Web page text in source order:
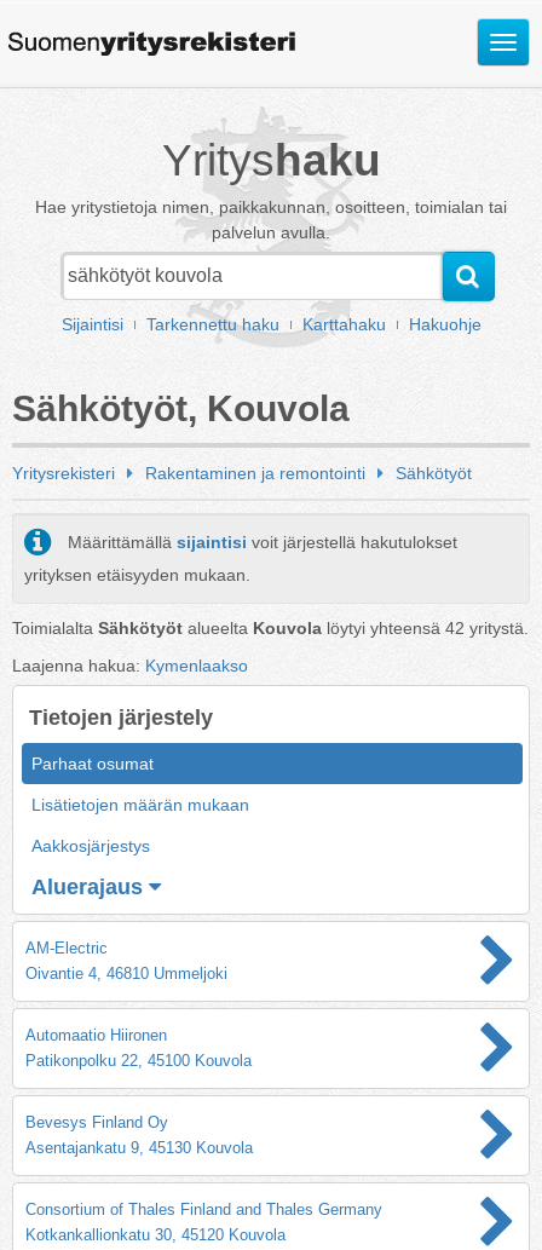
Avaa
Yrityshaku
Hae yritystietoja nimen, paikkakunnan, osoitteen, toimialan tai
palvelun avulla.
Sijaintisi Tarkennettu haku Karttahaku Hakuohje
Sähkötyöt, Kouvola
Yritysrekisteri Rakentaminen ja remontointi Sähkötyöt
Määrittämällä sijaintisi voit järjestellä hakutulokset
yrityksen etäisyyden mukaan.
Toimialalta Sähkötyöt alueelta Kouvola löytyi yhteensä 42 yritystä.
Laajenna hakua: Kymenlaakso
Tietojen järjestely
Parhaat osumat
Lisätietojen määrän mukaan
Aakkosjärjestys
Aluerajaus
AM-Electric
Oivantie 4, 46810 Ummeljoki
Automaatio Hiironen
Patikonpolku 22, 45100 Kouvola
Bevesys Finland Oy
Asentajankatu 9, 45130 Kouvola
Consortium of Thales Finland and Thales Germany
Kotkankallionkatu 30, 45120 Kouvola